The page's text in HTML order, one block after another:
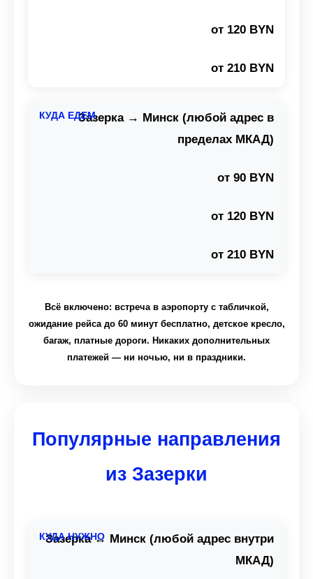
от 120 BYN
от 210 BYN
Зазерка → Минск (любой адрес в
пределах МКАД)
от 90 BYN
от 120 BYN
от 210 BYN
Всё включено: встреча в аэропорту с табличкой,
ожидание рейса до 60 минут бесплатно, детское кресло,
багаж, платные дороги. Никаких дополнительных
платежей — ни ночью, ни в праздники.
Популярные направления
из Зазерки
Зазерка ↔ Минск (любой адрес внутри
МКАД)